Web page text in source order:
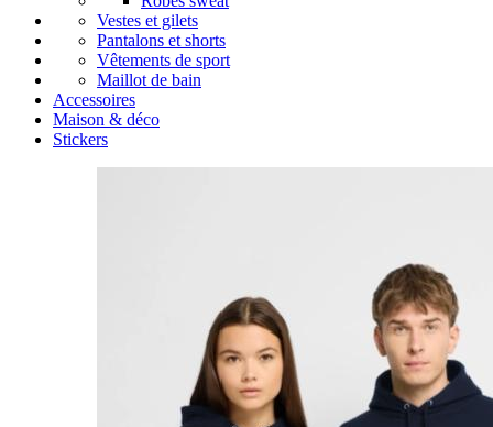
Vestes et gilets
Pantalons et shorts
Vêtements de sport
Maillot de bain
Accessoires
Maison & déco
Stickers